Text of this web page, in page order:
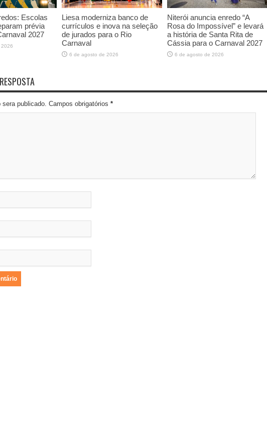
Escolas
prévia
2027
Liesa moderniza banco de
currículos e inova na seleção
de jurados para o Rio
Carnaval
6 de agosto de 2026
Niterói anuncia enredo “A
Rosa do Impossível” e levará
a história de Santa Rita de
Cássia para o Carnaval 2027
6 de agosto de 2026
sera publicado. Campos obrigatórios *